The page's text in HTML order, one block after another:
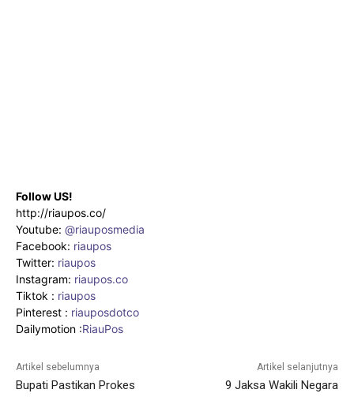
Follow US!
http://riaupos.co/
Youtube: @riauposmedia
Facebook: riaupos
Twitter: riaupos
Instagram: riaupos.co
Tiktok : riaupos
Pinterest : riauposdotco
Dailymotion :RiauPos
Artikel sebelumnya
Bupati Pastikan Prokes
Artikel selanjutnya
9 Jaksa Wakili Negara